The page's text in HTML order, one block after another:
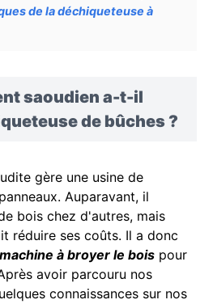
de la déchiqueteuse à
saoudien a-t-il
de bûches ?
gère une usine de
Auparavant, il
bois chez d'autres, mais
réduire ses coûts. Il a donc
machine à broyer le bois pour
avoir parcouru nos
connaissances sur nos